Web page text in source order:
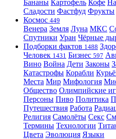
Бананы Картофель Кофе
Сладости Фастфуд Фрукты
Космос 449
Венера Земля Луна МКС
Спутники Уран Чёрные
Подборки фактов 1488
Человек 1431 Бизнес 597
Вино Война Дети Законы
Катастрофы Корабли
Места Мир Мифология
Общество Олимпийские
Персоны Пиво Политика
Путешествия Работа
Религия Самолёты Секс
Термины Технологии
Цвета Эволюция Языки